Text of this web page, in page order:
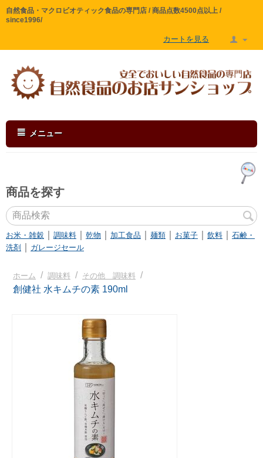
自然食品・マクロビオティック食品の専門店 / 商品点数4500点以上 /
since1996/
カートを見る
メニュー
商品を探す
お米・雑穀 調味料 乾物 加工食品 麺類 お菓子 飲料
石鹸・
洗剤
ガレージセール
ホーム / 調味料 / その他 調味料 /
創健社 水キムチの素 190ml